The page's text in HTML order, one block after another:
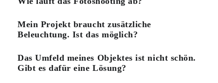
Mein Projekt braucht zusätzliche
Beleuchtung. Ist das möglich?
Das Umfeld meines Objektes ist nicht schön.
Gibt es dafür eine Lösung?